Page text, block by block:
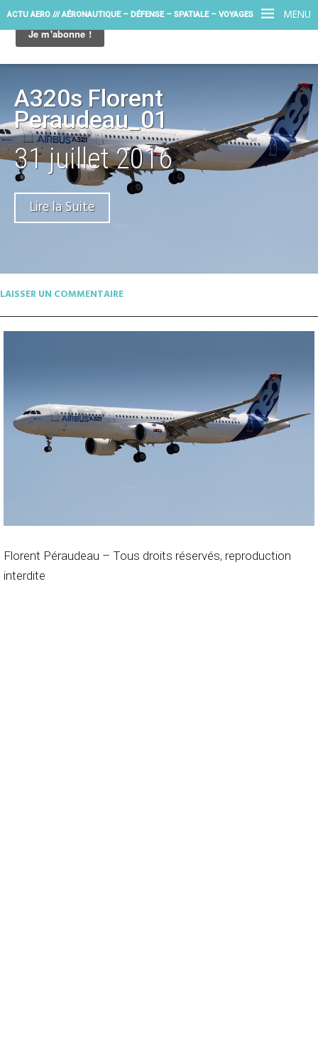
MENU
ACTU AERO /// AÉRONAUTIQUE – DÉFENSE – SPATIALE – VOYAGES
A320s Florent
Peraudeau_01
31 juillet 2016
Lire la Suite
LAISSER UN COMMENTAIRE
Florent Péraudeau – Tous droits réservés, reproduction
interdite